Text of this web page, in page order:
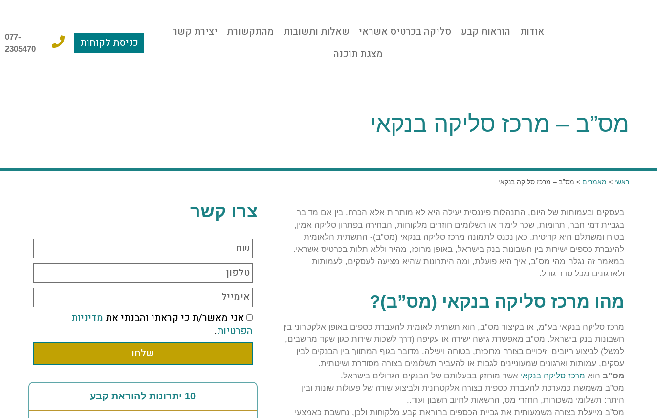
אודות הוראות קבע סליקה בכרטיס אשראי שאלות ותשובות מהתקשורת
יצירת קשר
מצגת תוכנה
כניסת לקוחות
077-
2305470
מס”ב – מרכז סליקה בנקאי
ראשי > מאמרים > מס”ב – מרכז סליקה בנקאי
בעסקים ובעמותות של היום, התנהלות פיננסית יעילה היא לא מותרות אלא הכרח. בין אם מדובר
בגביית דמי חבר, תרומות, שכר לימוד או תשלומים חוזרים מלקוחות, הבחירה בפתרון סליקה אמין,
בטוח ומשתלם היא קריטית. כאן נכנס לתמונה מרכז סליקה בנקאי (מס”ב)- התשתית הלאומית
להעברת כספים ישירות בין חשבונות בנק בישראל, באופן מרוכז, מהיר וללא תלות בכרטיס אשראי.
במאמר זה נגלה מהי מס”ב, איך היא פועלת, ומה היתרונות שהיא מציעה לעסקים, לעמותות
ולארגונים מכל סדר גודל.
מהו מרכז סליקה בנקאי (מס”ב)?
מרכז סליקה בנקאי בע”מ, או בקיצור מס”ב, הוא תשתית לאומית להעברת כספים באופן אלקטרוני בין
חשבונות בנק בישראל. מס”ב מאפשרת גישה ישירה או עקיפה (דרך לשכות שירות כגון שקד מחשבים,
למשל) לביצוע חיובים וזיכויים בצורה מרוכזת, בטוחה ויעילה. מדובר בגוף המתווך בין הבנקים לבין
עסקים, עמותות וארגונים שמעוניינים לגבות או להעביר תשלומים בצורה מסודרת ושיטתית.
מס”ב הוא מרכז סליקה בנקאי אשר מוחזק בבעלותם של הבנקים הגדולים בישראל.
מס”ב משמשת כמערכת להעברת כספית בצורה אלקטרונית ולביצוע שורה של פעולות שונות ובין
היתר: תשלומי משכורות, החזרי מס, הרשאות לחיוב חשבון ועוד..
מס”ב מייעלת בצורה משמעותית את גביית הכספים בהוראת קבע מלקוחות ולכן, נחשבת כאמצעי
צרו קשר
אני מאשר/ת כי קראתי והבנתי את מדיניות
הפרטיות.
שלחו
10 יתרונות להוראת קבע